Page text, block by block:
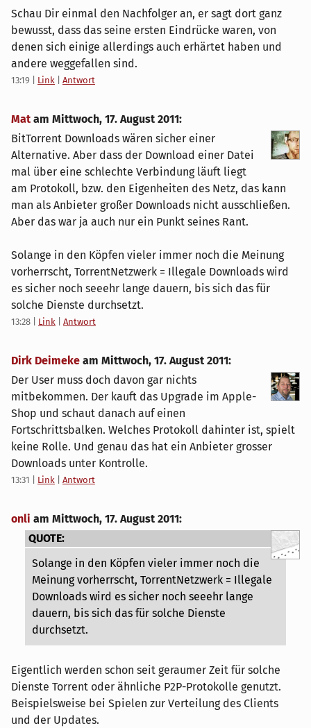
Schau Dir einmal den Nachfolger an, er sagt dort ganz
bewusst, dass das seine ersten Eindrücke waren, von
denen sich einige allerdings auch erhärtet haben und
andere weggefallen sind.
13:19 Link Antwort
Mat am Mittwoch, 17. August 2011:
BitTorrent Downloads wären sicher einer
Alternative. Aber dass der Download einer Datei
mal über eine schlechte Verbindung läuft liegt
am Protokoll, bzw. den Eigenheiten des Netz, das kann
man als Anbieter großer Downloads nicht ausschließen.
Aber das war ja auch nur ein Punkt seines Rant.
Solange in den Köpfen vieler immer noch die Meinung
vorherrscht, TorrentNetzwerk = Illegale Downloads wird
es sicher noch seeehr lange dauern, bis sich das für
solche Dienste durchsetzt.
13:28 Link Antwort
Dirk Deimeke am Mittwoch, 17. August 2011:
Der User muss doch davon gar nichts
mitbekommen. Der kauft das Upgrade im Apple-
Shop und schaut danach auf einen
Fortschrittsbalken. Welches Protokoll dahinter ist, spielt
keine Rolle. Und genau das hat ein Anbieter grosser
Downloads unter Kontrolle.
13:31 Link Antwort
onli am Mittwoch, 17. August 2011:
QUOTE:
Solange in den Köpfen vieler immer noch die
Meinung vorherrscht, TorrentNetzwerk = Illegale
Downloads wird es sicher noch seeehr lange
dauern, bis sich das für solche Dienste
durchsetzt.
Eigentlich werden schon seit geraumer Zeit für solche
Dienste Torrent oder ähnliche P2P-Protokolle genutzt.
Beispielsweise bei Spielen zur Verteilung des Clients
und der Updates.